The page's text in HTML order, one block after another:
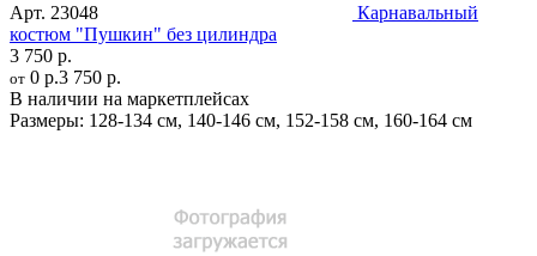
Арт. 23048
Карнавальный
костюм "Пушкин" без цилиндра
3 750 р.
от 0 р.3 750 р.
В наличии на маркетплейсах
Размеры: 128-134 см, 140-146 см, 152-158 см, 160-164 см